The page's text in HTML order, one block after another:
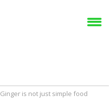
Ginger is not just simple food